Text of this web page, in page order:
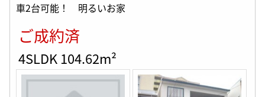
車2台可能！ 明るいお家
ご成約済
4SLDK 104.62m²